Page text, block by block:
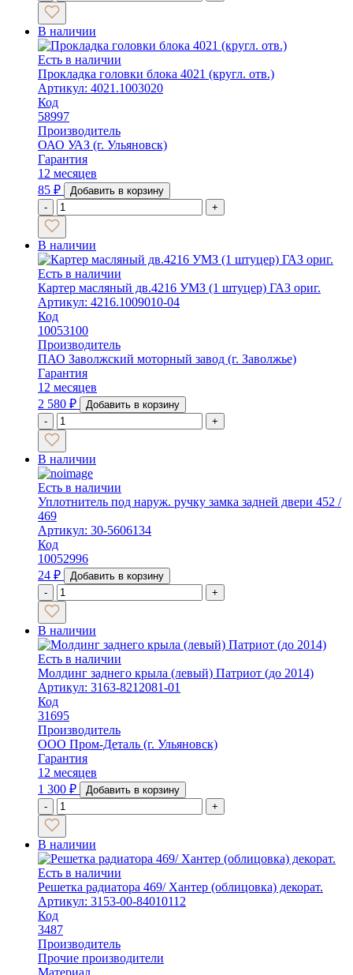
В наличии
Есть в наличии
Прокладка головки блока 4021 (кругл. отв.)
Артикул: 4021.1003020
Код
58997
Производитель
ОАО УАЗ (г. Ульяновск)
Гарантия
12 месяцев
85 ₽
Добавить в корзину
-
+
В наличии
Есть в наличии
Картер масляный дв.4216 УМЗ (1 штуцер) ГАЗ ориг.
Артикул: 4216.1009010-04
Код
10053100
Производитель
ПАО Заволжский моторный завод (г. Заволжье)
Гарантия
12 месяцев
2 580 ₽
Добавить в корзину
-
+
В наличии
Есть в наличии
Уплотнитель под наруж. ручку замка задней двери 452 /
469
Артикул: 30-5606134
Код
10052996
24 ₽
Добавить в корзину
-
+
В наличии
Есть в наличии
Молдинг заднего крыла (левый) Патриот (до 2014)
Артикул: 3163-8212081-01
Код
31695
Производитель
ООО Пром-Деталь (г. Ульяновск)
Гарантия
12 месяцев
1 300 ₽
Добавить в корзину
-
+
В наличии
Есть в наличии
Решетка радиатора 469/ Хантер (облицовка) декорат.
Артикул: 3153-00-84010112
Код
3487
Производитель
Прочие производители
Материал